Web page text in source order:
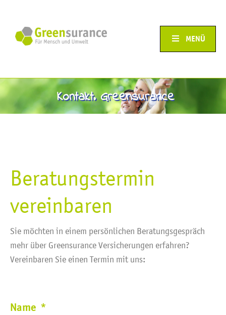
MENÜ
Kontakt. Greensurance
Beratungstermin
vereinbaren
Sie möchten in einem persönlichen Beratungsgespräch
mehr über Greensurance Versicherungen erfahren?
Vereinbaren Sie einen Termin mit uns:
Name *